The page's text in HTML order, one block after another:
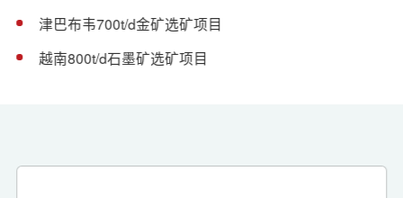
津巴布韦700t/d金矿选矿项目
越南800t/d石墨矿选矿项目